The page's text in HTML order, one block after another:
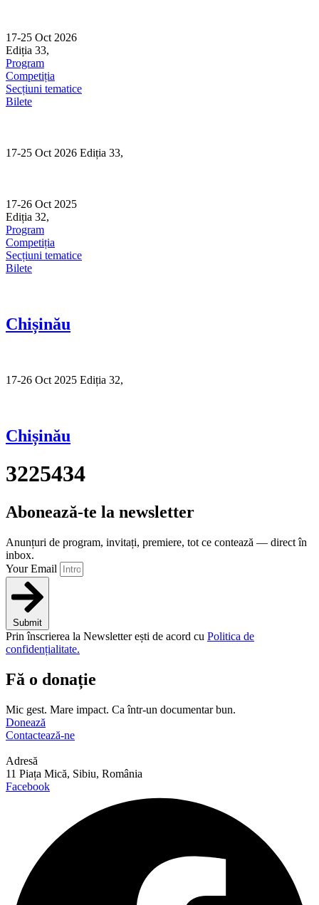
content
17-25 Oct 2026
Ediția 33,
Program
Competiția
Secțiuni tematice
Bilete
17-25 Oct 2026 Ediția 33,
17-26 Oct 2025
Ediția 32,
Program
Competiția
Secțiuni tematice
Bilete
Chișinău
17-26 Oct 2025 Ediția 32,
Chișinău
3225434
Abonează-te la newsletter
Anunțuri de program, invitați, premiere, tot ce contează — direct în
inbox.
Your Email
Submit
Prin înscrierea la Newsletter ești de acord cu Politica de
confidențialitate.
Fă o donație
Mic gest. Mare impact. Ca într-un documentar bun.
Donează
Contactează-ne
Adresă
11 Piața Mică, Sibiu, România
Facebook